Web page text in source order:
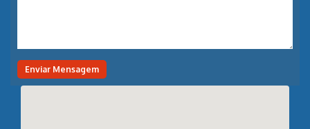
Enviar Mensagem